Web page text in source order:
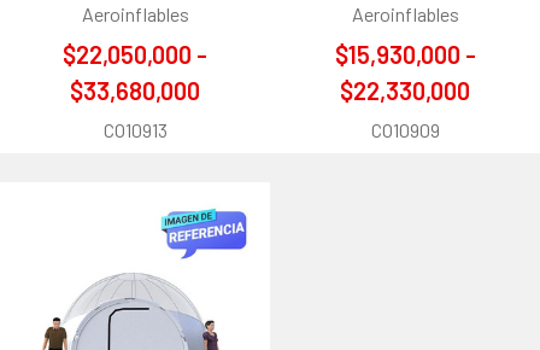
Aeroinflables
$22,050,000 -
$33,680,000
CO10913
Aeroinflables
$15,930,000 -
$22,330,000
CO10909